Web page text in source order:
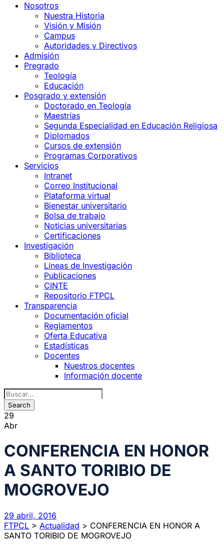
Nosotros
Nuestra Historia
Visión y Misión
Campus
Autoridades y Directivos
Admisión
Pregrado
Teología
Educación
Posgrado y extensión
Doctorado en Teología
Maestrías
Segunda Especialidad en Educación Religiosa
Diplomados
Cursos de extensión
Programas Corporativos
Servicios
Intranet
Correo Institucional
Plataforma virtual
Bienestar universitario
Bolsa de trabajo
Noticias universitarias
Certificaciones
Investigación
Biblioteca
Líneas de Investigación
Publicaciones
CINTE
Repositorio FTPCL
Transparencia
Documentación oficial
Reglamentos
Oferta Educativa
Estadísticas
Docentes
Nuestros docentes
Información docente
29
Abr
CONFERENCIA EN HONOR
A SANTO TORIBIO DE
MOGROVEJO
29 abril, 2016
FTPCL > Actualidad > CONFERENCIA EN HONOR A
SANTO TORIBIO DE MOGROVEJO